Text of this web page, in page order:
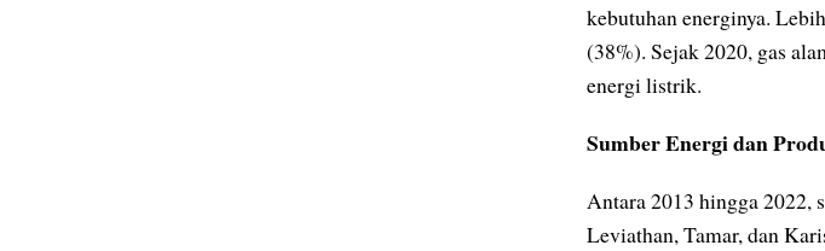
kebutuhan energinya.
(38%). Sejak 2020, gas
energi listrik.
Sumber Energi dan
Antara 2013 hingga 2022,
Leviathan, Tamar, dan